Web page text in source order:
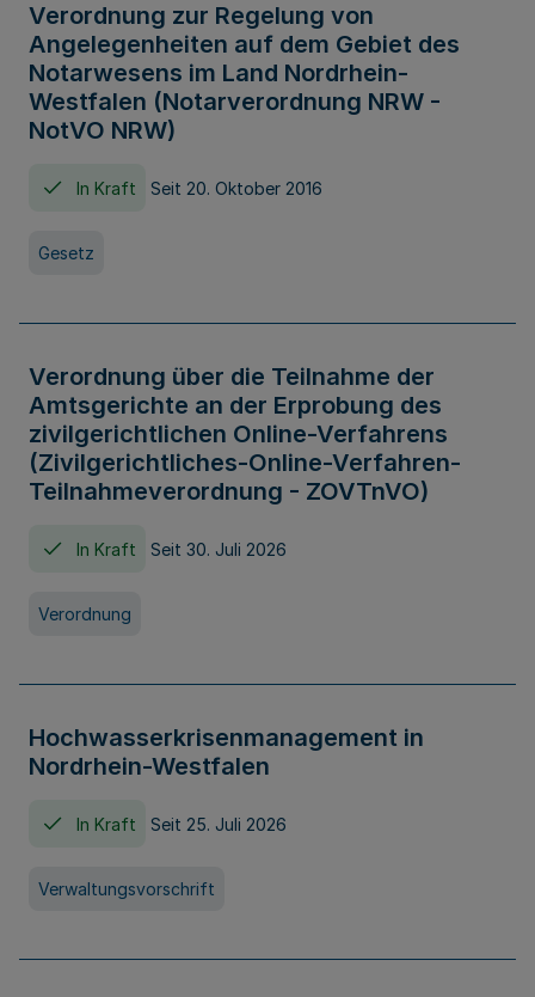
Verordnung zur Regelung von
Angelegenheiten auf dem Gebiet des
Notarwesens im Land Nordrhein-
Westfalen (Notarverordnung NRW -
NotVO NRW)
In Kraft Seit 20. Oktober 2016
Gesetz
Verordnung über die Teilnahme der
Amtsgerichte an der Erprobung des
zivilgerichtlichen Online-Verfahrens
(Zivilgerichtliches-Online-Verfahren-
Teilnahmeverordnung - ZOVTnVO)
In Kraft Seit 30. Juli 2026
Verordnung
Hochwasserkrisenmanagement in
Nordrhein-Westfalen
In Kraft Seit 25. Juli 2026
Verwaltungsvorschrift